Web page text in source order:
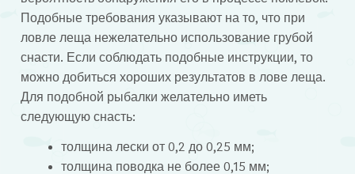
Подобные требования указывают на то, что при
ловле леща нежелательно использование грубой
снасти. Если соблюдать подобные инструкции, то
можно добиться хороших результатов в лове леща.
Для подобной рыбалки желательно иметь
следующую снасть:
толщина лески от 0,2 до 0,25 мм;
толщина поводка не более 0,15 мм;